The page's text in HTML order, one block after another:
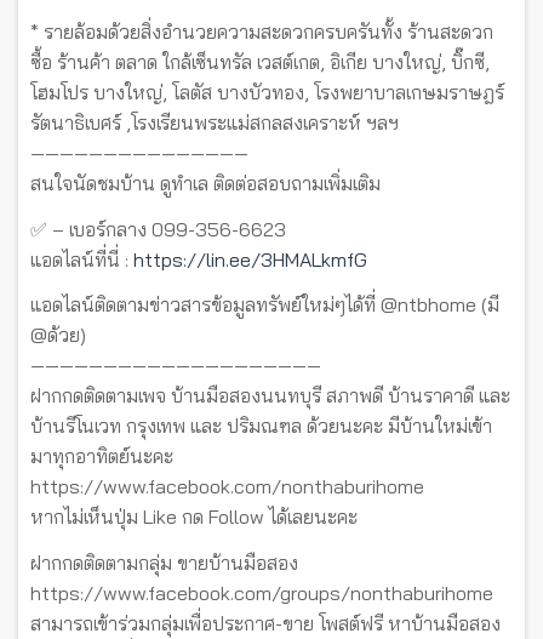
* รายล้อมด้วยสิ่งอำนวยความสะดวกครบครันทั้ง ร้านสะดวก
ซื้อ ร้านค้า ตลาด ใกล้เซ็นทรัล เวสต์เกต, อิเกีย บางใหญ่, บิ๊กซี,
โฮมโปร บางใหญ่, โลตัส บางบัวทอง, โรงพยาบาลเกษมราษฎร์
รัตนาธิเบศร์ ,โรงเรียนพระแม่สกลสงเคราะห์ ฯลฯ
———————————————
สนใจนัดชมบ้าน ดูทำเล ติดต่อสอบถามเพิ่มเติม
✅ – เบอร์กลาง 099-356-6623
แอดไลน์ที่นี่ : https://lin.ee/3HMALkmfG
แอดไลน์ติดตามข่าวสารข้อมูลทรัพย์ใหม่ๆได้ที่ @ntbhome (มี
@ด้วย)
————————————————————
ฝากกดติดตามเพจ บ้านมือสองนนทบุรี สภาพดี บ้านราคาดี และ
บ้านรีโนเวท กรุงเทพ และ ปริมณฑล ด้วยนะคะ มีบ้านใหม่เข้า
มาทุกอาทิตย์นะคะ
https://www.facebook.com/nonthaburihome
หากไม่เห็นปุ่ม Like กด Follow ได้เลยนะคะ
ฝากกดติดตามกลุ่ม ขายบ้านมือสอง
https://www.facebook.com/groups/nonthaburihome
สามารถเข้าร่วมกลุ่มเพื่อประกาศ-ขาย โพสต์ฟรี หาบ้านมือสอง